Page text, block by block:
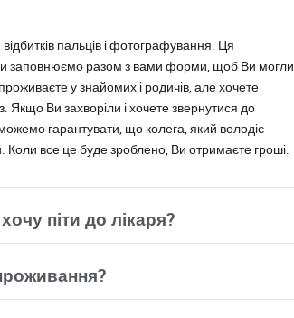
пальців і фотографування. Ця
заповнюємо разом з вами форми, щоб Ви могли
у знайомих і родичів, але хочете
Якщо Ви захворіли і хочете звернутися до
гарантувати, що колега, який володіє
Коли все це буде зроблено, Ви отримаєте гроші.
піти до лікаря?